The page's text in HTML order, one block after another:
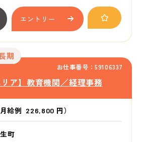
エントリー
お仕事番号：59106337
期
リア】教育機関／経理事務
給例 226,800 円）
町